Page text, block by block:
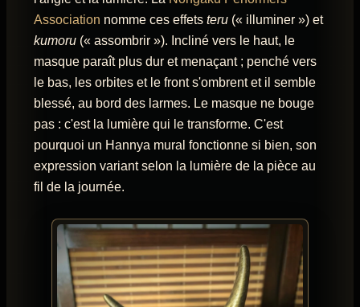
Association nomme ces effets teru (« illuminer ») et
kumoru (« assombrir »). Incliné vers le haut, le
masque paraît plus dur et menaçant ; penché vers
le bas, les orbites et le front s'ombrent et il semble
blessé, au bord des larmes. Le masque ne bouge
pas : c'est la lumière qui le transforme. C'est
pourquoi un Hannya mural fonctionne si bien, son
expression variant selon la lumière de la pièce au
fil de la journée.